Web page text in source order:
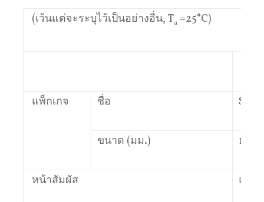
(เว้นแต่จะระบุไว้เป็นอย่างอื่น, Ta =25°C)
แพ็กเกจ ชื่อ S-
ขนาด (มม.)
หน้าสัมผัส
แบบ